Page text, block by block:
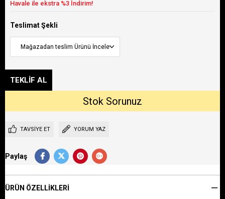
Teslimat Şekli
TAVSIYE ET YORUM YAZ
Paylaş
ÜRÜN ÖZELLIKLERI